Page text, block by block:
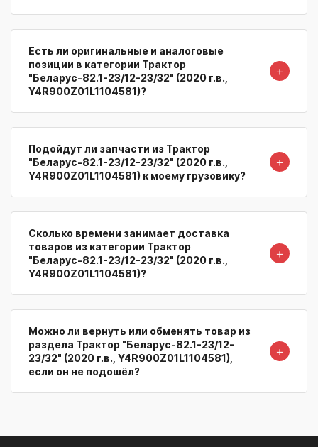
Есть ли оригинальные и аналоговые
позиции в категории Трактор
"Беларус-82.1-23/12-23/32" (2020 г.в.,
Y4R900Z01L1104581)?
＋
Подойдут ли запчасти из Трактор
"Беларус-82.1-23/12-23/32" (2020 г.в.,
Y4R900Z01L1104581) к моему грузовику?
＋
Сколько времени занимает доставка
товаров из категории Трактор
"Беларус-82.1-23/12-23/32" (2020 г.в.,
Y4R900Z01L1104581)?
＋
Можно ли вернуть или обменять товар из
раздела Трактор "Беларус-82.1-23/12-
23/32" (2020 г.в., Y4R900Z01L1104581),
если он не подошёл?
＋